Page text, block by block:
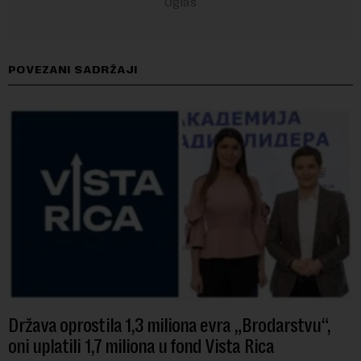
POVEZANI SADRŽAJI
Država oprostila 1,3 miliona evra „Brodarstvu“,
oni uplatili 1,7 miliona u fond Vista Rica